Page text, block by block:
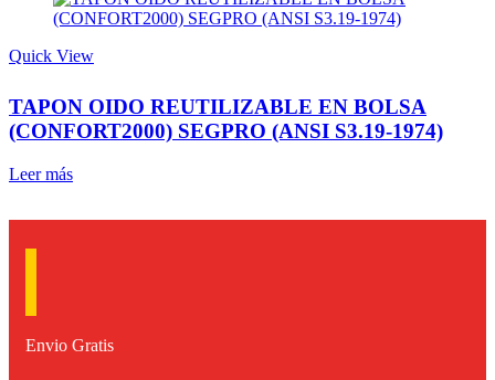
Quick View
TAPON OIDO REUTILIZABLE EN BOLSA
(CONFORT2000) SEGPRO (ANSI S3.19-1974)
Leer más
Envio Gratis